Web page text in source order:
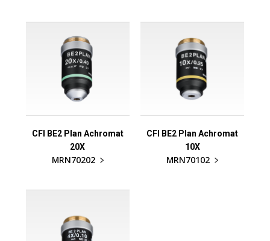
CFI BE2 Plan Achromat
20X
MRN70202
CFI BE2 Plan Achromat
10X
MRN70102